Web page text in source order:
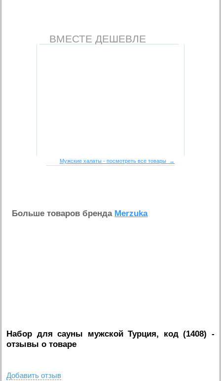
ВМЕСТЕ ДЕШЕВЛЕ
Мужские халаты - посмотреть все товары →
Больше товаров бренда Merzuka
Набор для сауны мужской Турция, код (1408) -
отзывы о товаре
Добавить отзыв